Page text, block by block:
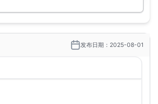
发布日期：2025-08-01